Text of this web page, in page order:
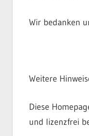
Wir bedanken
Weitere
Diese
und lizenzfrei